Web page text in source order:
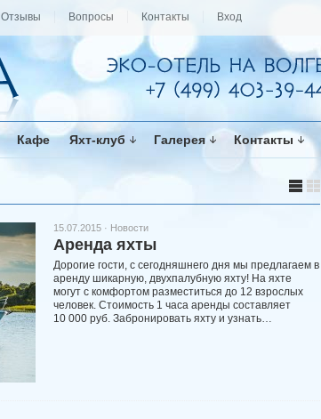
Отзывы Вопросы Контакты Вход
Кафе Яхт-клуб Галерея Контакты
15.07.2015 · Новости
Аренда яхты
Дорогие гости, с сегодняшнего дня мы предлагаем в
аренду шикарную, двухпалубную яхту! На яхте
могут с комфортом разместиться до 12 взрослых
человек. Стоимость 1 часа аренды составляет
10 000 руб. Забронировать яхту и узнать…